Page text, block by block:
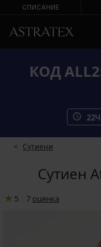
СПИСАНИЕ
КОД
22Ч
Сутиени
Сутиен
5 7 oценка